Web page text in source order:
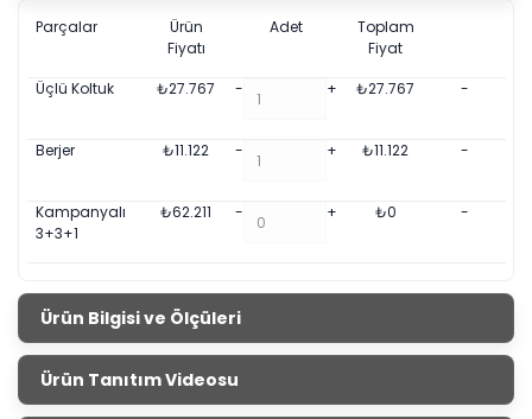
Parçalar
Ürün
Fiyatı
Adet
Toplam
Fiyat
Üçlü Koltuk
₺27.767 - + ₺27.767 -
Berjer ₺11.122 - + ₺11.122 -
Kampanyalı
3+3+1
₺62.211 - + ₺0 -
Ürün Bilgisi ve Ölçüleri
Bohem Plus Koltuk Takımı
Ürün Ölçüleri Genişlik Yükseklik Derinlik
Ürün Tanıtım Videosu